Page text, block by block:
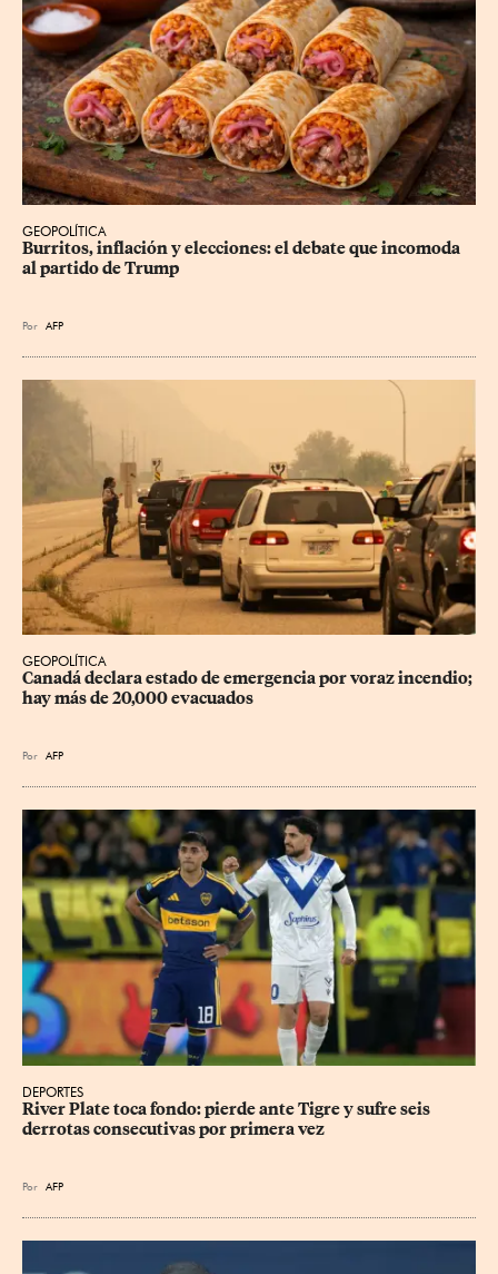
GEOPOLÍTICA
Burritos, inflación y elecciones: el debate que incomoda
al partido de Trump
Por AFP
GEOPOLÍTICA
Canadá declara estado de emergencia por voraz incendio;
hay más de 20,000 evacuados
Por AFP
DEPORTES
River Plate toca fondo: pierde ante Tigre y sufre seis
derrotas consecutivas por primera vez
Por AFP